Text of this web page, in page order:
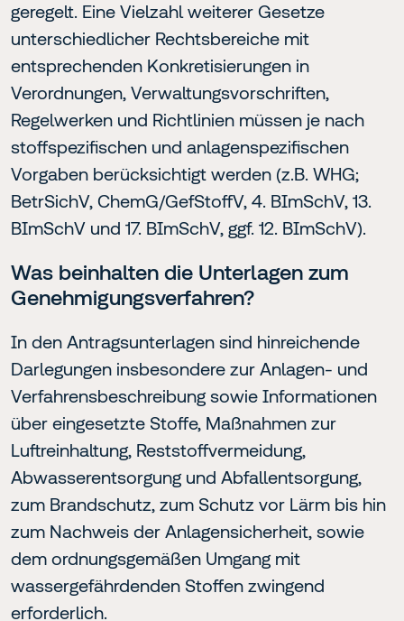
geregelt. Eine Vielzahl weiterer Gesetze
unterschiedlicher Rechtsbereiche mit
entsprechenden Konkretisierungen in
Verordnungen, Verwaltungsvorschriften,
Regelwerken und Richtlinien müssen je nach
stoffspezifischen und anlagenspezifischen
Vorgaben berücksichtigt werden (z.B. WHG;
BetrSichV, ChemG/GefStoffV, 4. BImSchV, 13.
BImSchV und 17. BImSchV, ggf. 12. BImSchV).
Was beinhalten die Unterlagen zum
Genehmigungsverfahren?
In den Antragsunterlagen sind hinreichende
Darlegungen insbesondere zur Anlagen- und
Verfahrensbeschreibung sowie Informationen
über eingesetzte Stoffe, Maßnahmen zur
Luftreinhaltung, Reststoffvermeidung,
Abwasserentsorgung und Abfallentsorgung,
zum Brandschutz, zum Schutz vor Lärm bis hin
zum Nachweis der Anlagensicherheit, sowie
dem ordnungsgemäßen Umgang mit
wassergefährdenden Stoffen zwingend
erforderlich.